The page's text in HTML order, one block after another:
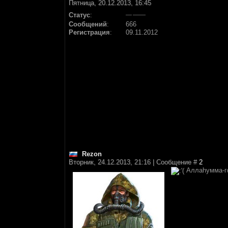
Пятница, 20.12.2013, 16:45
Статус:
Сообщений:
666
Регистрация: 09.11.2012
Rezon
Вторник, 24.12.2013, 21:16 | Сообщение # 2
Аллаhумма-